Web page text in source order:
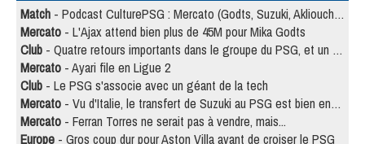
Match - Podcast CulturePSG : Mercato (Godts, Suzuki, Akliouche, Barcola, etc)
Mercato - L'Ajax attend bien plus de 45M pour Mika Godts
Club - Quatre retours importants dans le groupe du PSG, et un plus discret
Mercato - Ayari file en Ligue 2
Club - Le PSG s'associe avec un géant de la tech
Mercato - Vu d'Italie, le transfert de Suzuki au PSG est bien engagé
Mercato - Ferran Torres ne serait pas à vendre, mais...
Europe - Gros coup dur pour Aston Villa avant de croiser le PSG